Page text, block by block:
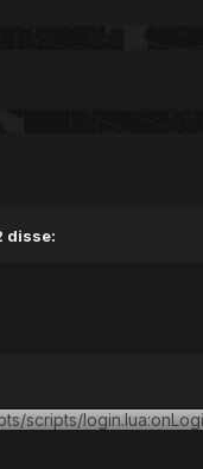
disse:
scripts/